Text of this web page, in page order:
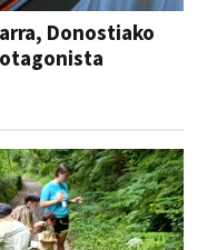
Donostiako